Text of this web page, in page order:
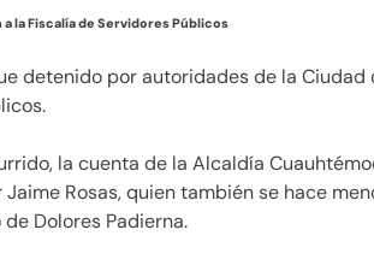
la Fiscalía de Servidores Públicos
detenido por autoridades de la
la cuenta de la Alcaldía
Jaime Rosas, quien también se hace
Dolores Padierna.